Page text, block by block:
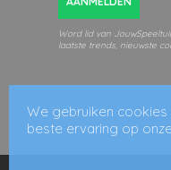
Word lid van
laatste trends, nieuwste
We gebruiken
beste ervaring op